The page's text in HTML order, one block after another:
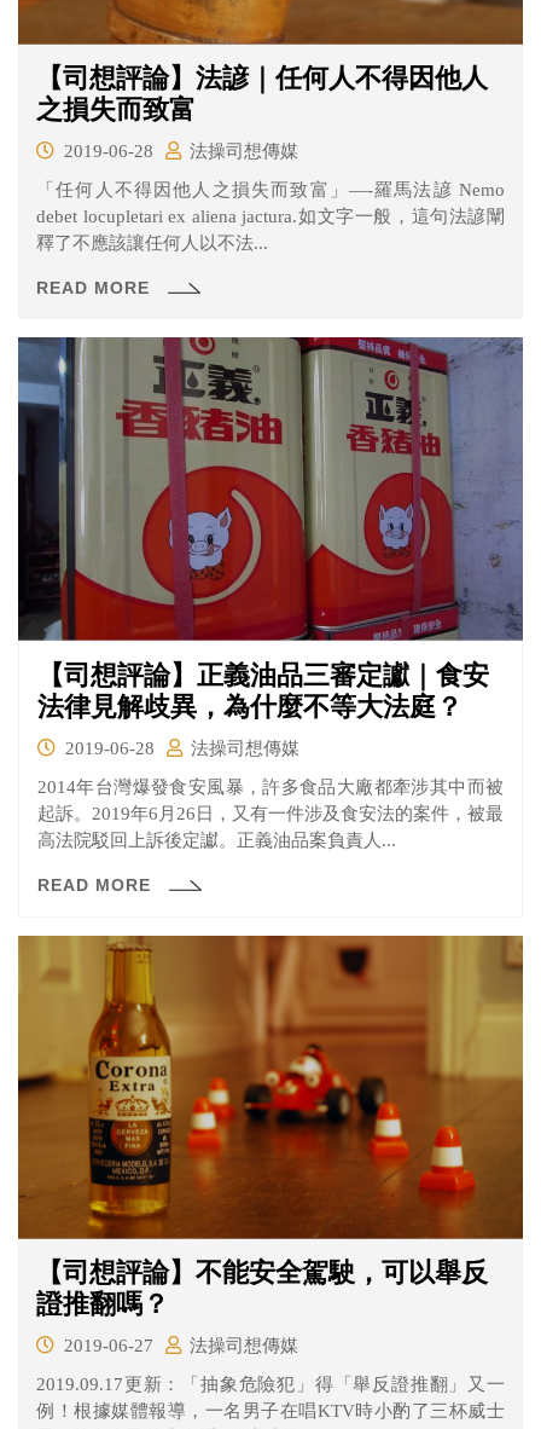
【司想評論】法諺｜任何人不得因他人
之損失而致富
2019-06-28
法操司想傳媒
「任何人不得因他人之損失而致富」—-羅馬法諺 Nemo
debet locupletari ex aliena jactura.如文字一般，這句法諺闡
釋了不應該讓任何人以不法...
READ MORE
【司想評論】正義油品三審定讞｜食安
法律見解歧異，為什麼不等大法庭？
2019-06-28
法操司想傳媒
2014年台灣爆發食安風暴，許多食品大廠都牽涉其中而被
起訴。2019年6月26日，又有一件涉及食安法的案件，被最
高法院駁回上訴後定讞。正義油品案負責人...
READ MORE
【司想評論】不能安全駕駛，可以舉反
證推翻嗎？
2019-06-27
法操司想傳媒
2019.09.17更新：「抽象危險犯」得「舉反證推翻」又一
例！根據媒體報導，一名男子在唱KTV時小酌了三杯威士